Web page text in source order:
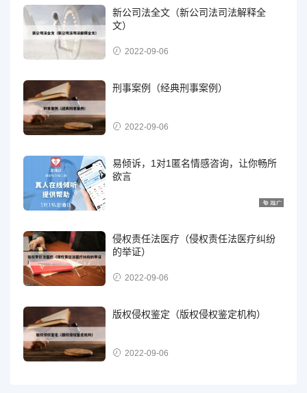
新公司法全文（新公司法司法解释全
文）
2022-09-06
刑事案例（经典刑事案例）
2022-09-06
易倾诉，1对1匿名情感咨询，让你畅所
欲言
侵权责任法医疗（侵权责任法医疗纠纷
的举证）
2022-09-06
版权侵权鉴定（版权侵权鉴定机构）
2022-09-06